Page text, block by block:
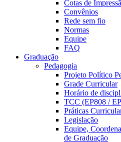
Cotas de
Convênios
Rede sem fio
Normas
Equipe
FAQ
Graduação
Pedagogia
Projeto Político
Grade Curricular
Horário de
TCC (EP808 /
Práticas
Legislação
Equipe,
de Graduação